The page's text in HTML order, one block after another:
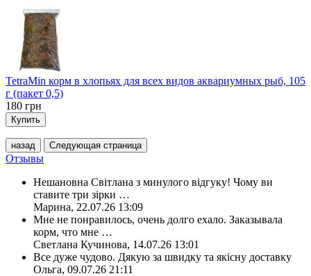
TetraMin корм в хлопьях для всех видов аквариумных рыб, 105
г (пакет 0,5)
180 грн
Купить
назад Следующая страница
Отзывы
Нешановна Світлана з минулого відгуку! Чому ви
ставите три зірки …
Марина, 22.07.26 13:09
Мне не понравилось, очень долго ехало. Заказывала
корм, что мне …
Светлана Кучинова, 14.07.26 13:01
Все дуже чудово. Дякую за швидку та якісну доставку
Ольга, 09.07.26 21:11